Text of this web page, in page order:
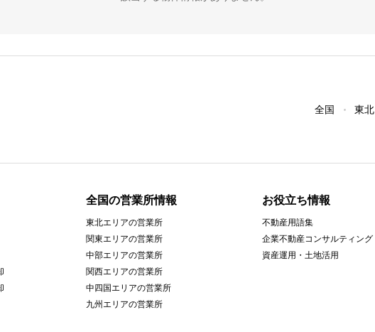
全国 東北
全国の営業所情報
東北エリアの営業所
関東エリアの営業所
中部エリアの営業所
関西エリアの営業所
中四国エリアの営業所
九州エリアの営業所
お役立ち情報
不動産用語集
企業不動産コンサルティング
資産運用・土地活用